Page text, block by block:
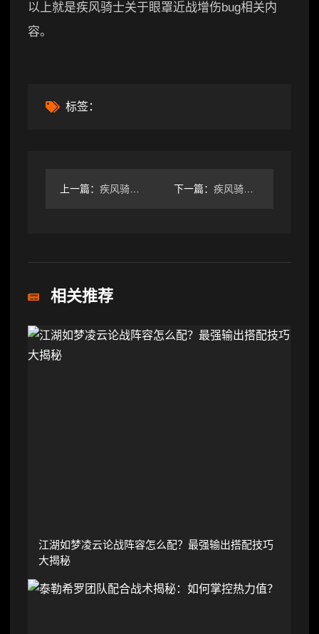
以上就是疾风骑士关于眼罩近战增伤bug相关内
容。
标签：
上一篇： 疾风骑士【没事进来抽个奖吧】游戏正式版上线了，但我们有话说 下一篇： 疾风骑士「掠夺者“珊瑚礁海盗”」稀有皮肤免费送！赢京东卡~
相关推荐
江湖如梦凌云论战阵容怎么配？最强输出搭配技巧
大揭秘